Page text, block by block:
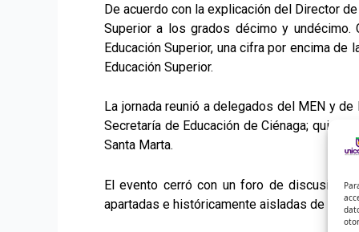
De acuerdo con la explicación del Director
Superior a los grados décimo y
Educación Superior, una cifra por encima
Educación Superior.
La jornada reunió a delegados del MEN y
Secretaría de Educación de Ciénaga;
Santa Marta.
El evento cerró con un foro de discusión
apartadas e históricamente aisladas de esta